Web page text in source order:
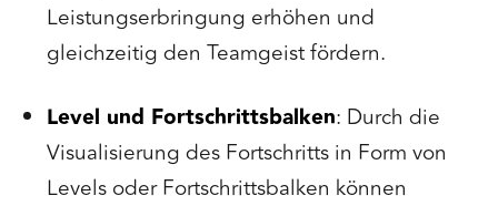
Leistungserbringung erhöhen und
gleichzeitig den Teamgeist fördern.
Level und Fortschrittsbalken: Durch die
Visualisierung des Fortschritts in Form von
Levels oder Fortschrittsbalken können